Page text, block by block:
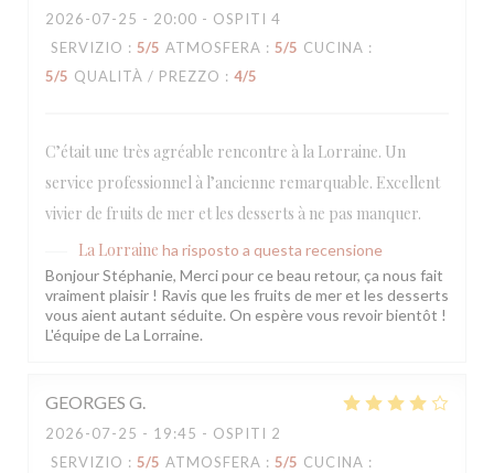
2026-07-25 - 20:00 - OSPITI 4
SERVIZIO : 5/5 ATMOSFERA : 5/5 CUCINA :
5/5 QUALITÀ / PREZZO : 4/5
C’était une très agréable rencontre à la Lorraine. Un
service professionnel à l’ancienne remarquable. Excellent
vivier de fruits de mer et les desserts à ne pas manquer.
La Lorraine ha risposto a questa recensione
Bonjour Stéphanie, Merci pour ce beau retour, ça nous fait
vraiment plaisir ! Ravis que les fruits de mer et les desserts
vous aient autant séduite. On espère vous revoir bientôt !
L'équipe de La Lorraine.
GEORGES G
2026-07-25 - 19:45 - OSPITI 2
SERVIZIO : 5/5 ATMOSFERA : 5/5 CUCINA :